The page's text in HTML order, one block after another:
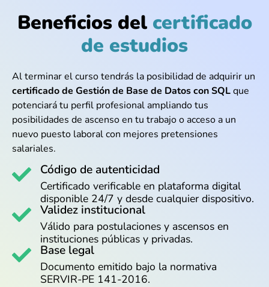
Beneficios delcertificado
de estudios
Al terminar el curso tendrás la posibilidad de adquirir un
certificado de Gestión de Base de Datos con SQLque
potenciará tu perfil profesional ampliando tus
posibilidades de ascenso en tu trabajo o acceso a un
nuevo puesto laboral con mejores pretensiones
salariales.
Código de autenticidad
Certificado verificable en plataforma digital
disponible 24/7 y desde cualquier dispositivo.
Validez institucional
Válido para postulaciones y ascensos en
instituciones públicas y privadas.
Base legal
Documento emitido bajo la normativa
SERVIR-PE 141-2016.